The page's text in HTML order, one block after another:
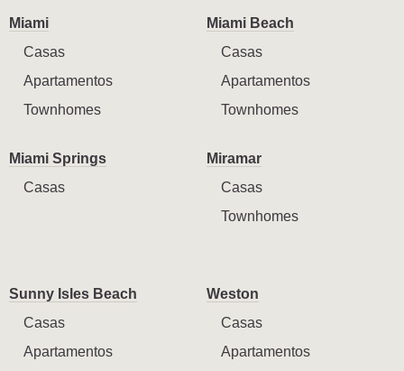
Miami
Casas
Apartamentos
Townhomes
Miami Beach
Casas
Apartamentos
Townhomes
Miami Springs
Casas
Miramar
Casas
Townhomes
Sunny Isles Beach
Casas
Apartamentos
Weston
Casas
Apartamentos